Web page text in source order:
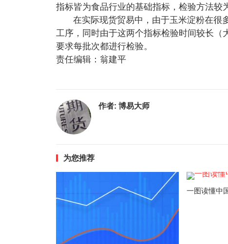
指标皆为食品行业的基础指标，检验方法较
在实际现货贸易中，由于玉米淀粉在很
工序，同时由于这两个指标检验时间较长
要求每批次都进行检验。
责任编辑：翁建平
作者: 博易大师
为您推荐
一图读懂中